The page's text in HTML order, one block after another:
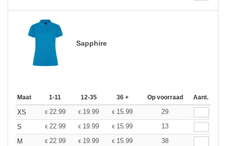
Sapphire
Maat 1-11 12-35 36 + Op voorraad Aant.
XS € 22.99 € 19.99 € 15.99
29
S
€ 22.99 € 19.99 € 15.99
13
M
€ 22.99 € 19.99 € 15.99
38